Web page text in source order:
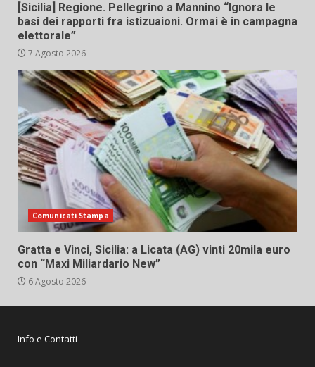
[Sicilia] Regione. Pellegrino a Mannino “Ignora le
basi dei rapporti fra istizuaioni. Ormai è in campagna
elettorale”
7 Agosto 2026
Comunicati Stampa
Gratta e Vinci, Sicilia: a Licata (AG) vinti 20mila euro
con “Maxi Miliardario New”
6 Agosto 2026
Info e Contatti